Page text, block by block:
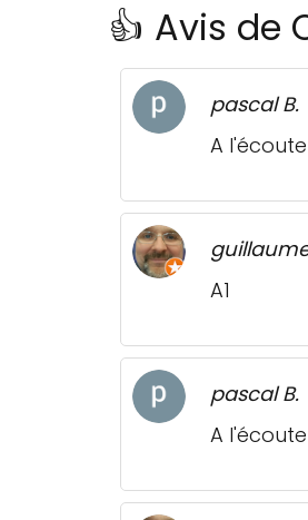
👍 Avis de
pascal B.
A
A1
pascal B.
A